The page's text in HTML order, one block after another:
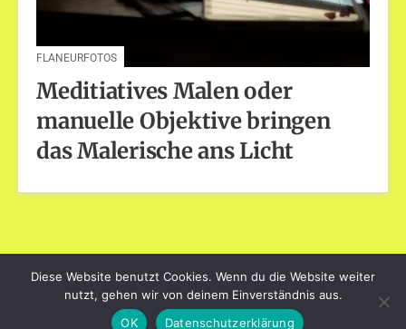
FLANEURFOTOS
Meditiatives Malen oder
manuelle Objektive bringen
das Malerische ans Licht
dayart.de
Stolz präsentiert von WordPress|Theme: Loose von
BlogOnYourOwn.com.
Diese Website benutzt Cookies. Wenn du die Website weiter
nutzt, gehen wir von deinem Einverständnis aus.
OK
Datenschutzerklärung